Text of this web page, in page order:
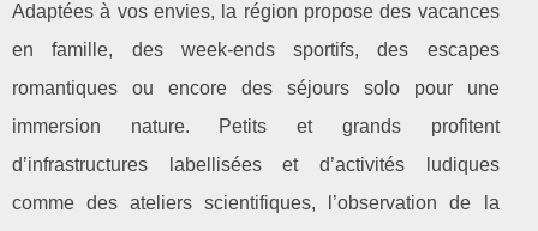
Adaptées à vos envies, la région propose des vacances
en famille, des week-ends sportifs, des escapes
romantiques ou encore des séjours solo pour une
immersion nature. Petits et grands profitent
d’infrastructures labellisées et d’activités ludiques
comme des ateliers scientifiques, l’observation de la